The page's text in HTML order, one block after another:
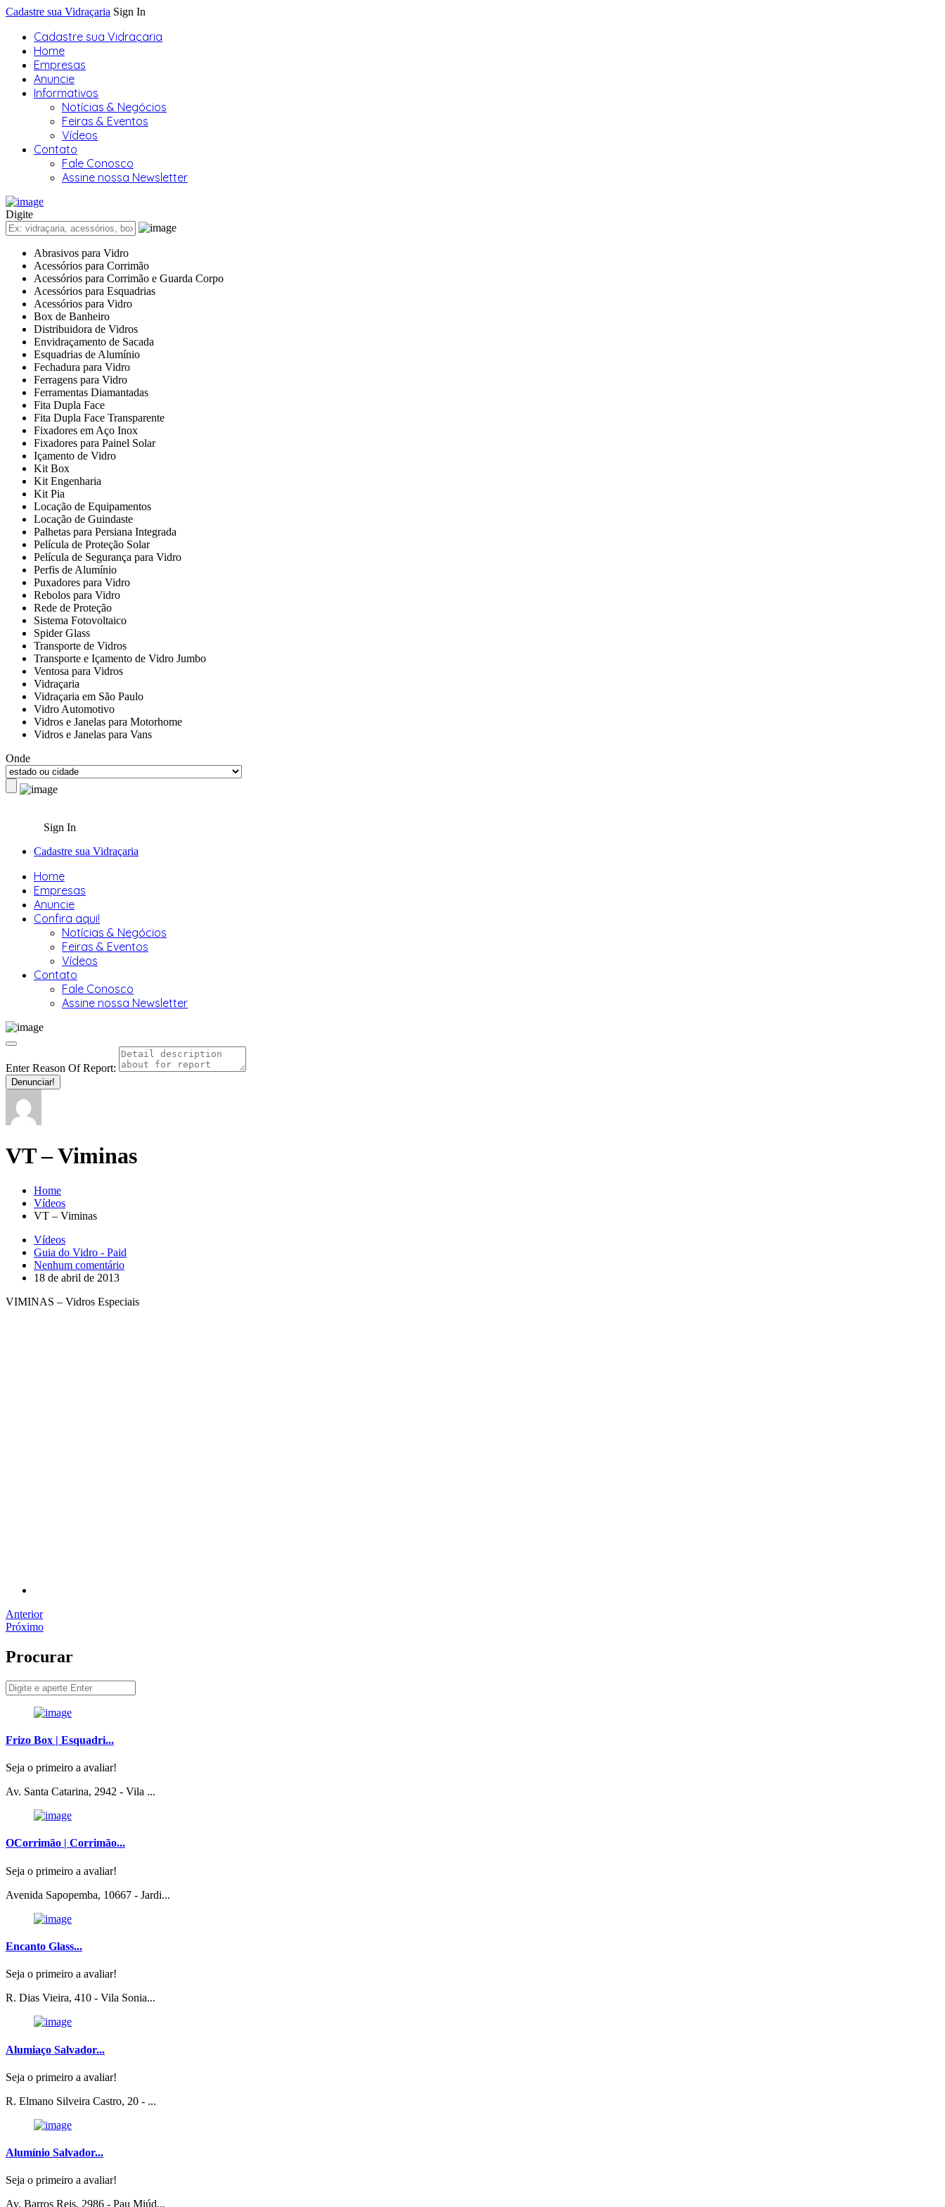
Cadastre sua Vidraçaria Sign In
Cadastre sua Vidraçaria
Home
Empresas
Anuncie
Informativos
Notícias & Negócios
Feiras & Eventos
Vídeos
Contato
Fale Conosco
Assine nossa Newsletter
Digite
Abrasivos para Vidro
Acessórios para Corrimão
Acessórios para Corrimão e Guarda Corpo
Acessórios para Esquadrias
Acessórios para Vidro
Box de Banheiro
Distribuidora de Vidros
Envidraçamento de Sacada
Esquadrias de Alumínio
Fechadura para Vidro
Ferragens para Vidro
Ferramentas Diamantadas
Fita Dupla Face
Fita Dupla Face Transparente
Fixadores em Aço Inox
Fixadores para Painel Solar
Içamento de Vidro
Kit Box
Kit Engenharia
Kit Pia
Locação de Equipamentos
Locação de Guindaste
Palhetas para Persiana Integrada
Película de Proteção Solar
Película de Segurança para Vidro
Perfis de Alumínio
Puxadores para Vidro
Rebolos para Vidro
Rede de Proteção
Sistema Fotovoltaico
Spider Glass
Transporte de Vidros
Transporte e Içamento de Vidro Jumbo
Ventosa para Vidros
Vidraçaria
Vidraçaria em São Paulo
Vidro Automotivo
Vidros e Janelas para Motorhome
Vidros e Janelas para Vans
Onde
Sign In
Cadastre sua Vidraçaria
Home
Empresas
Anuncie
Confira aqui!
Notícias & Negócios
Feiras & Eventos
Vídeos
Contato
Fale Conosco
Assine nossa Newsletter
Enter Reason Of Report:
Denunciar!
VT – Viminas
Home
Vídeos
VT – Viminas
Vídeos
Guia do Vidro - Paid
Nenhum comentário
18 de abril de 2013
VIMINAS – Vidros Especiais
Anterior
Próximo
Procurar
Frizo Box | Esquadri...
Seja o primeiro a avaliar!
Av. Santa Catarina, 2942 - Vila ...
OCorrimão | Corrimão...
Seja o primeiro a avaliar!
Avenida Sapopemba, 10667 - Jardi...
Encanto Glass...
Seja o primeiro a avaliar!
R. Dias Vieira, 410 - Vila Sonia...
Alumiaço Salvador...
Seja o primeiro a avaliar!
R. Elmano Silveira Castro, 20 - ...
Alumínio Salvador...
Seja o primeiro a avaliar!
Av. Barros Reis, 2986 - Pau Miúd...